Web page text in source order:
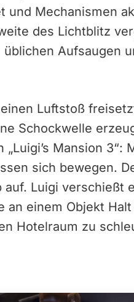
Mechanismen
des Lichtblitz
Aufsaugen
Luftstoß
Schockwelle
Mansion 3“:
sich bewegen.
Luigi verschießt
an einem Objekt
Hotelraum zu